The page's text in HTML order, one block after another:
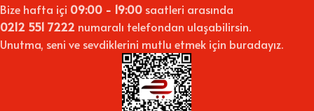
🎨 Neden Kanvas Tablo Seçmelisiniz?
Kanvas tablolar, modern yaşam alanlarının en popüler dekoratif
ürünleri arasında yer alır. Hem estetik görünümü hem de pratik
kullanımıyla fark yaratır. Aşağıda kanvas tablo tercih etmeniz için
en önemli nedenleri sıraladık:
Bize hafta içi 09:00 - 19:00 saatleri arasında
0212 551 7222 numaralı telefondan ulaşabilirsin.
Unutma, seni ve sevdiklerini mutlu etmek için buradayız.